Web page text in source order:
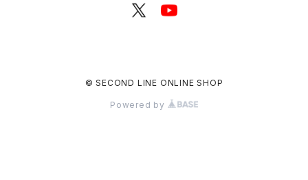
© SECOND LINE ONLINE SHOP
Powered by